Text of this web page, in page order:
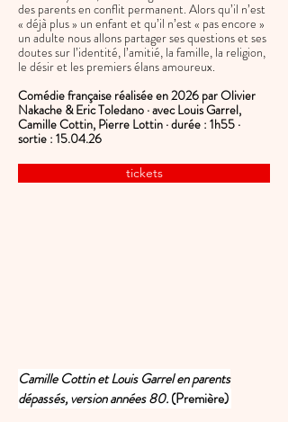
des parents en conflit permanent. Alors qu’il n’est
« déjà plus » un enfant et qu’il n’est « pas encore »
un adulte nous allons partager ses questions et ses
doutes sur l’identité, l’amitié, la famille, la religion,
le désir et les premiers élans amoureux.
Comédie française réalisée en 2026 parOlivier
Nakache & Eric Toledano · avec Louis Garrel,
Camille Cottin, Pierre Lottin · durée : 1h55 ·
sortie : 15.04.26
tickets
Camille Cottin et Louis Garrel en parents
dépassés, version années 80.(Première)